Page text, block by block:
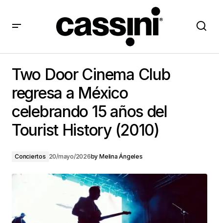
15 años del Tourist History (2010)
Two Door Cinema Club
regresa a México
celebrando 15 años del
Tourist History (2010)
Conciertos 20/mayo/2026by Melina Ángeles